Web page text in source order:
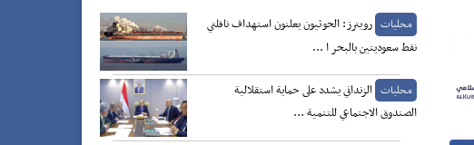
محليات رويترز: الحوثيون يعلنون استهداف ناقلتي
نفط سعوديتين بالبحر ا ...
محليات الزنداني يشدد على حماية استقلالية
الصندوق الاجتماعي للتنمية ...